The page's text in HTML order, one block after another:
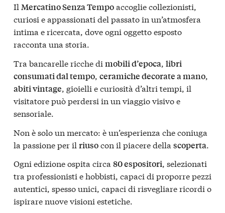
Il Mercatino Senza Tempoaccoglie collezionisti,
curiosi e appassionati del passato in un’atmosfera
intima e ricercata, dove ogni oggetto esposto
racconta una storia.
Tra bancarelle ricche di mobili d’epoca, libri
consumati dal tempo, ceramiche decorate a mano,
abiti vintage, gioielli e curiosità d’altri tempi, il
visitatore può perdersi in un viaggio visivo e
sensoriale.
Non è solo un mercato: è un’esperienza che coniuga
la passione per il riusocon il piacere della scoperta.
Ogni edizione ospita circa 80 espositori, selezionati
tra professionisti e hobbisti, capaci di proporre pezzi
autentici, spesso unici, capaci di risvegliare ricordi o
ispirare nuove visioni estetiche.